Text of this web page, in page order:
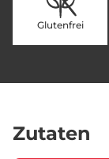
Glutenfrei
Zutaten